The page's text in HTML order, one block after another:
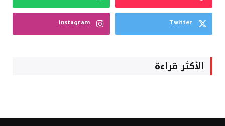
Twitter
Instagram
الأكثر قراءة